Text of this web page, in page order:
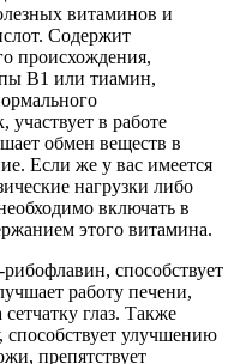
витаминов и
Содержит
происхождения,
В1 или тиамин,
в работе
обмен веществ в
Если же у вас имеется
нагрузки либо
включать в
этого витамина.
способствует
работу печени,
глаз. Также
способствует улучшению
препятствует